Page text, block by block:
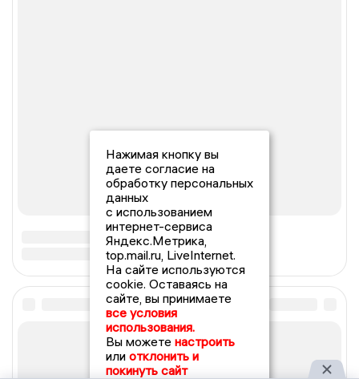
Нажимая кнопку вы
даете согласие на
обработку персональных
данных
с использованием
интернет-сервиса
Яндекс.Метрика,
top.mail.ru, LiveInternet.
На сайте используются
cookie. Оставаясь на
сайте, вы принимаете
все условия
использования.
Вы можете настроить
или отклонить и
покинуть сайт